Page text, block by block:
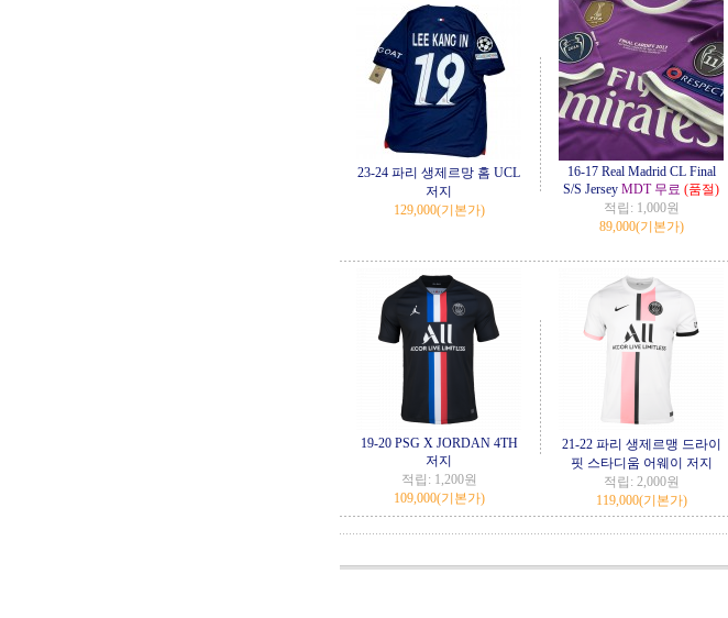
23-24 파리 생제르망 홈 UCL
저지
129,000(기본가)
16-17 Real Madrid CL Final
S/S Jersey MDT 무료 (품절)
적립: 1,000원
89,000(기본가)
19-20 PSG X JORDAN 4TH
저지
적립: 1,200원
109,000(기본가)
21-22 파리 생제르맹 드라이
핏 스타디움 어웨이 저지
적립: 2,000원
119,000(기본가)